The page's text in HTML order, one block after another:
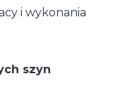
i wykonania
szyn